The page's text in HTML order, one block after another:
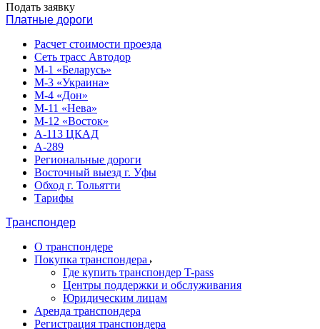
Подать заявку
Платные дороги
Расчет стоимости проезда
Сеть трасс Автодор
М-1 «Беларусь»
М-3 «Украина»
М-4 «Дон»
М-11 «Нева»
М-12 «Восток»
А-113 ЦКАД
А-289
Региональные дороги
Восточный выезд г. Уфы
Обход г. Тольятти
Тарифы
Транспондер
О транспондере
Покупка транспондера
Где купить транспондер T-pass
Центры поддержки и обслуживания
Юридическим лицам
Аренда транспондера
Регистрация транспондера